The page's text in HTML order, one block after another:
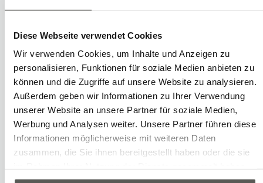
Diese Webseite verwendet Cookies
Wir verwenden Cookies, um Inhalte und Anzeigen zu
personalisieren, Funktionen für soziale Medien anbieten zu
können und die Zugriffe auf unsere Website zu analysieren.
Außerdem geben wir Informationen zu Ihrer Verwendung
unserer Website an unsere Partner für soziale Medien,
Werbung und Analysen weiter. Unsere Partner führen diese
Informationen möglicherweise mit weiteren Daten
zusammen, die Sie ihnen bereitgestellt haben oder die sie
Autonom und flexibel: 3-
Schicht-Betrieb einer
Spritzgussmaschine
Zum Case